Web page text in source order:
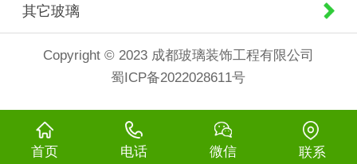
其它玻璃
Copyright © 2023 成都玻璃装饰工程有限公司
蜀ICP备2022028611号
首页 电话 微信 联系